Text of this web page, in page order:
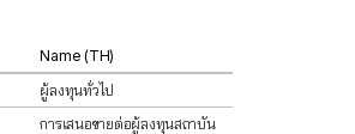
Name (TH)
ผู้ลงทุนทั่วไป
การเสนอขายต่อผู้ลงทุนสถาบัน